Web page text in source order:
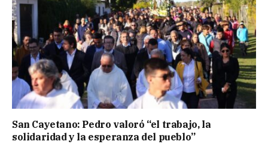
San Cayetano: Pedro valoró “el trabajo, la
solidaridad y la esperanza del pueblo”